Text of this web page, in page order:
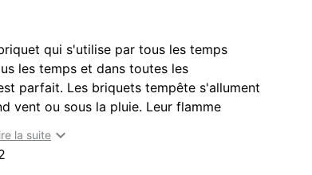
qui s'utilise par tous les temps
les temps et dans toutes les
parfait. Les briquets tempête s'allument
vent ou sous la pluie. Leur flamme
manière très efficace. Le briquet
la suite 